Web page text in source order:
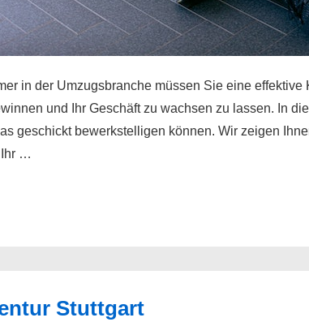
in der Umzugsbranche müssen Sie eine effektive
und Ihr Geschäft zu wachsen zu lassen. In
geschickt bewerkstelligen können. Wir zeigen
Ihr …
Stuttgart